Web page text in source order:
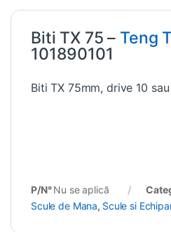
Biti TX 75 – Teng
101890101
Biti TX 75mm, drive 10
P/N°Nu se aplică
Scule de Mana, Scule si